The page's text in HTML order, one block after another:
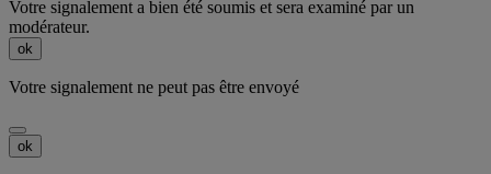
Votre signalement a bien été soumis et sera examiné par un
modérateur.
ok
Votre signalement ne peut pas être envoyé
ok